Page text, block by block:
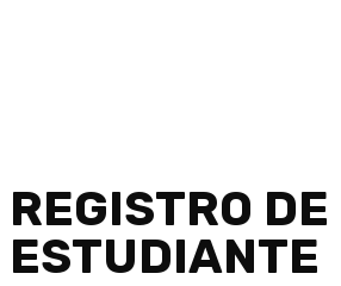
REGISTRO DE
ESTUDIANTE